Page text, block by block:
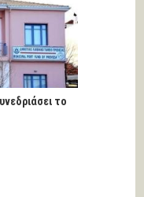
το